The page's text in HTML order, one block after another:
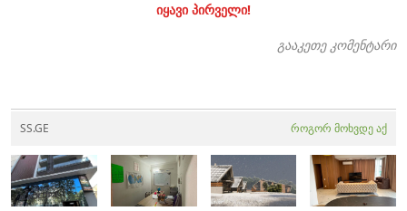
იყავი პირველი!
გააკეთე კომენტარი
SS.GE როგორ მოხვდე აქ